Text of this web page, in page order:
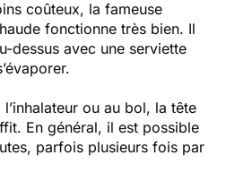
coûteux, la fameuse
fonctionne très bien. Il
dessus avec une serviette
ou au bol, la tête
En général, il est possible
parfois plusieurs fois par